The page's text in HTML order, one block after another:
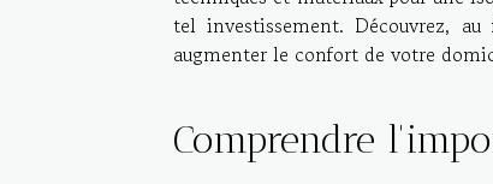
tel investissement. Découvrez,
augmenter le confort de votre
Comprendre